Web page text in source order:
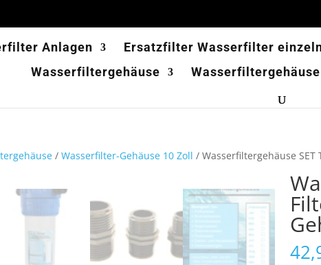
Anlagen Ersatzfilter Wasserfilter
Wasserfiltergehäuse
/Wasserfilter-Gehäuse 10 Zoll / Wasserfiltergehäuse